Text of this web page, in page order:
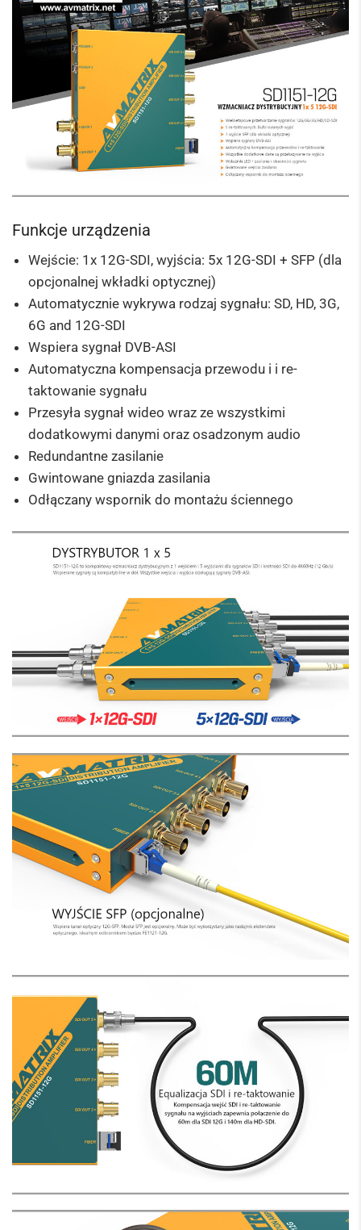
Funkcje urządzenia
Wejście: 1x 12G-SDI, wyjścia: 5x 12G-SDI + SFP (dla
opcjonalnej wkładki optycznej)
Automatycznie wykrywa rodzaj sygnału: SD, HD, 3G,
6G and 12G-SDI
Wspiera sygnał DVB-ASI
Automatyczna kompensacja przewodu i i re-
taktowanie sygnału
Przesyła sygnał wideo wraz ze wszystkimi
dodatkowymi danymi oraz osadzonym audio
Redundantne zasilanie
Gwintowane gniazda zasilania
Odłączany wspornik do montażu ściennego